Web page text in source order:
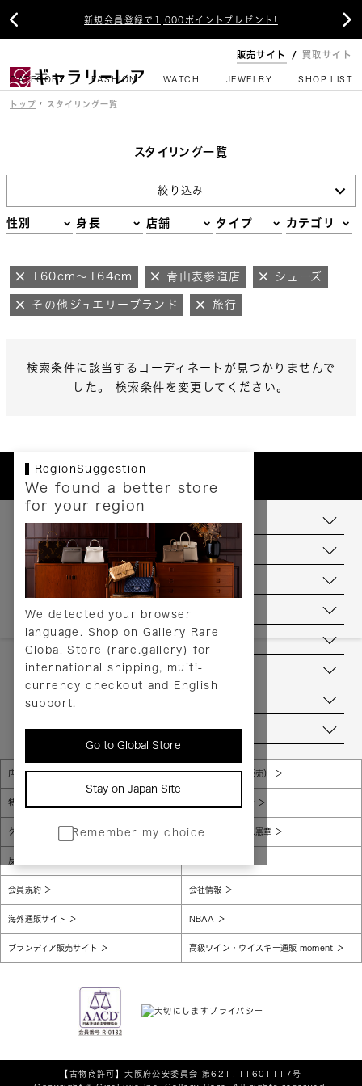
新規会員登録で1,000ポイントプレゼント!
 
販売サイト 買取サイト
CATEGORY FASHION WATCH JEWELRY SHOP LIST
トップ スタイリング一覧
スタイリング一覧
絞り込み
性別 身長 店舗 タイプ カテゴリ
160cm～164cm 青山表参道店 シューズ
その他ジュエリーブランド 旅行
検索条件に該当するコーディネートが見つかりませんで
した。 検索条件を変更してください。
RegionSuggestion
We found a better store
for your region
We detected your browser
language. Shop on Gallery Rare
Global Store (rare.gallery) for
international shipping, multi-
currency checkout and English
support.
Go to Global Store
Stay on Japan Site
Remember my choice
お支払いについて
配送について
送料について
返品について
ヘルプ
お問い合わせ
当店について
店舗一覧 販売規約（店頭販売）
特定商取引法に基づく表示 個人情報保護方針
グローバルプライバシーポリシー コンプライアンス憲章
反社会的勢力に対する基本方針
会員規約 会社情報
海外通販サイト NBAA
ブランディア販売サイト 高級ワイン・ウイスキー通販 moment
【古物商許可】大阪府公安委員会 第621111601117号